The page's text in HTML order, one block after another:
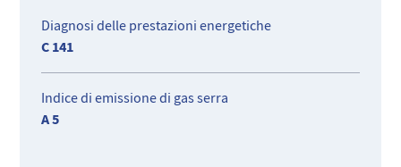
Diagnosi delle prestazioni energetiche
C 141
Indice di emissione di gas serra
A 5